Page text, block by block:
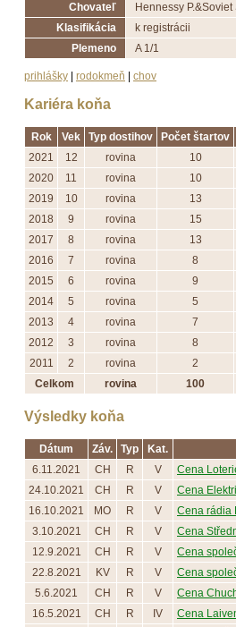
Chovateľ
Hennessy
Klasifikácia
k registrácii
Plemeno
A 1/1
prihlášky rodokmeň chov
Kariéra koňa
Rok Vek Typ dostihov
Počet štartov
2021
12 rovina
10
2020
11 rovina
10
2019
10 rovina
13
2018
9 rovina
15
2017
8 rovina
13
2016
7 rovina
8
2015
6 rovina
9
2014
5 rovina
5
2013
4 rovina
7
2012
3 rovina
8
2011
2 rovina
2
Celkom
rovina 100
Výsledky koňa
Dátum Záv. Typ
Kat.
6.11.2021
CH R V
Cena
24.10.2021
CH R V
Cena
16.10.2021
MO R V
Cena rádia
3.10.2021
CH R V
Cena
12.9.2021
CH R V
Cena
22.8.2021
KV R V
Cena
5.6.2021
CH R V
Cena
16.5.2021
CH R IV
Cena